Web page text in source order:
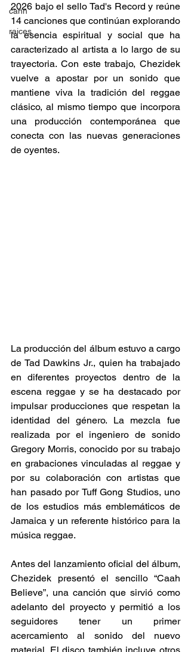
cann
raices
2026 bajo el sello Tad's Record y reúne
14 canciones que continúan explorando
la esencia espiritual y social que ha
caracterizado al artista a lo largo de su
trayectoria. Con este trabajo, Chezidek
vuelve a apostar por un sonido que
mantiene viva la tradición del reggae
clásico, al mismo tiempo que incorpora
una producción contemporánea que
conecta con las nuevas generaciones
de oyentes.
La producción del álbum estuvo a cargo
de Tad Dawkins Jr., quien ha trabajado
en diferentes proyectos dentro de la
escena reggae y se ha destacado por
impulsar producciones que respetan la
identidad del género. La mezcla fue
realizada por el ingeniero de sonido
Gregory Morris, conocido por su trabajo
en grabaciones vinculadas al reggae y
por su colaboración con artistas que
han pasado por Tuff Gong Studios, uno
de los estudios más emblemáticos de
Jamaica y un referente histórico para la
música reggae.
Antes del lanzamiento oficial del álbum,
Chezidek presentó el sencillo “Caah
Believe”, una canción que sirvió como
adelanto del proyecto y permitió a los
seguidores tener un primer
acercamiento al sonido del nuevo